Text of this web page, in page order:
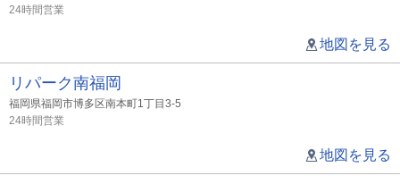
24時間営業
地図を見る
リパーク南福岡
福岡県福岡市博多区南本町1丁目3-5
24時間営業
地図を見る